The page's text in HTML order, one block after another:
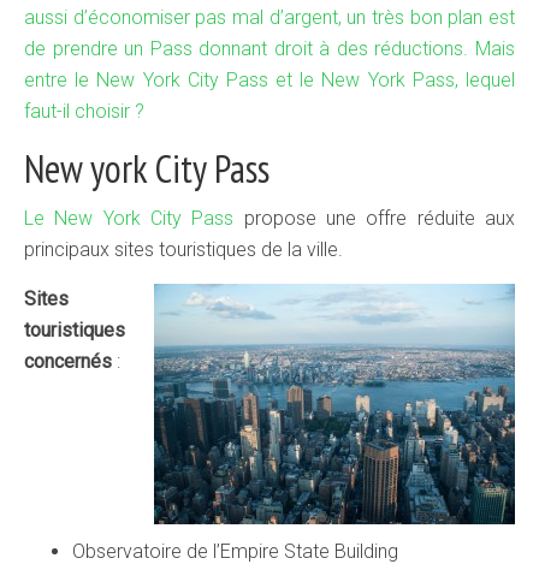
aussi d’économiser pas mal d’argent, un très bon plan est
de prendre un Pass donnant droit à des réductions. Mais
entre le New York City Pass et le New York Pass, lequel
faut-il choisir ?
New york City Pass
Le New York City Pass propose une offre réduite aux
principaux sites touristiques de la ville.
Sites
touristiques
concernés :
Observatoire de l’Empire State Building